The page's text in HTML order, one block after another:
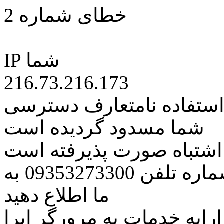
خطای شماره 2
IP شما
216.73.216.173
نامتعارف دسترسی
شما مسدود گردیده است
اشتباه صورت پذیرفته است
مراتب این مسئله را از طریق شماره تلفن 09353273300 به
ما اطلاع دهید
خدمات به مرورگر اپرا